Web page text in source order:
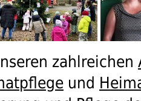
zahlreichen
und